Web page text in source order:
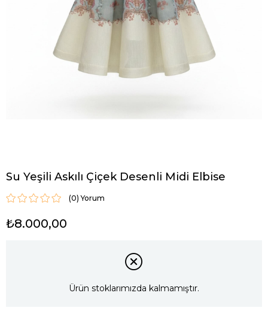
Su Yeşili Askılı Çiçek Desenli Midi Elbise
(0)
₺8.000,00
Ürün stoklarımızda kalmamıştır.